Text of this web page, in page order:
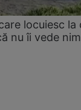
locuiesc la
nu îi vede